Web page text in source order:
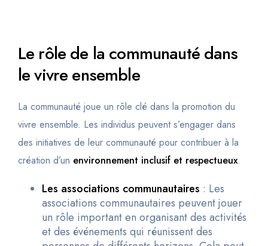
Le rôle de la communauté dans
le vivre ensemble
La communauté joue un rôle clé dans la promotion du
vivre ensemble. Les individus peuvent s’engager dans
des initiatives de leur communauté pour contribuer à la
création d’un environnement inclusif et respectueux.
Les associations communautaires : Les
associations communautaires peuvent jouer
un rôle important en organisant des activités
et des événements qui réunissent des